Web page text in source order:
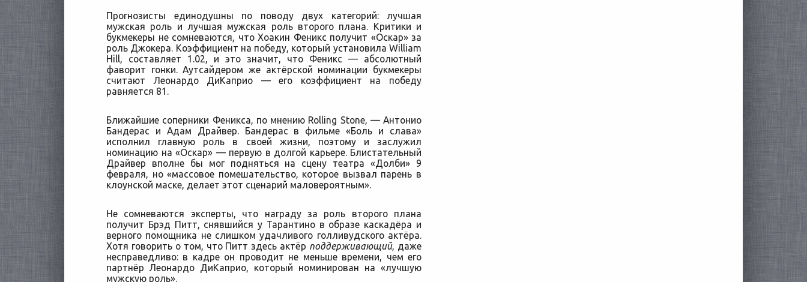
Прогнозисты единодушны по поводу двух категорий: лучшая
мужская роль и лучшая мужская роль второго плана. Критики и
букмекеры не сомневаются, что Хоакин Феникс получит «Оскар» за
роль Джокера. Коэффициент на победу, который установила William
Hill, составляет 1.02, и это значит, что Феникс — абсолютный
фаворит гонки. Аутсайдером же актёрской номинации букмекеры
считают Леонардо ДиКаприо — его коэффициент на победу
равняется 81.
Ближайшие соперники Феникса, по мнению Rolling Stone, — Антонио
Бандерас и Адам Драйвер. Бандерас в фильме «Боль и слава»
исполнил главную роль в своей жизни, поэтому и заслужил
номинацию на «Оскар» — первую в долгой карьере. Блистательный
Драйвер вполне бы мог подняться на сцену театра «Долби» 9
февраля, но «массовое помешательство, которое вызвал парень в
клоунской маске, делает этот сценарий маловероятным».
Не сомневаются эксперты, что награду за роль второго плана
получит Брэд Питт, снявшийся у Тарантино в образе каскадёра и
верного помощника не слишком удачливого голливудского актёра.
Хотя говорить о том, что Питт здесь актёр поддерживающий, даже
несправедливо: в кадре он проводит не меньше времени, чем его
партнёр Леонардо ДиКаприо, который номинирован на «лучшую
мужскую роль».